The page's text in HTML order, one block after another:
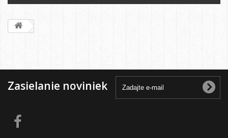
Zasielanie noviniek